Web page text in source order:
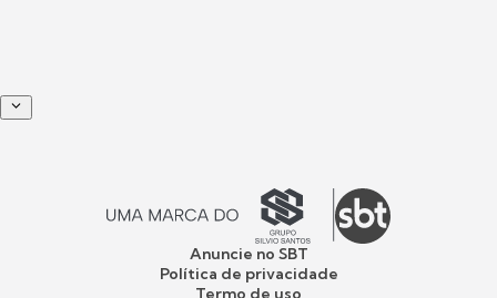
Anuncie no SBT
Política de privacidade
Termo de uso